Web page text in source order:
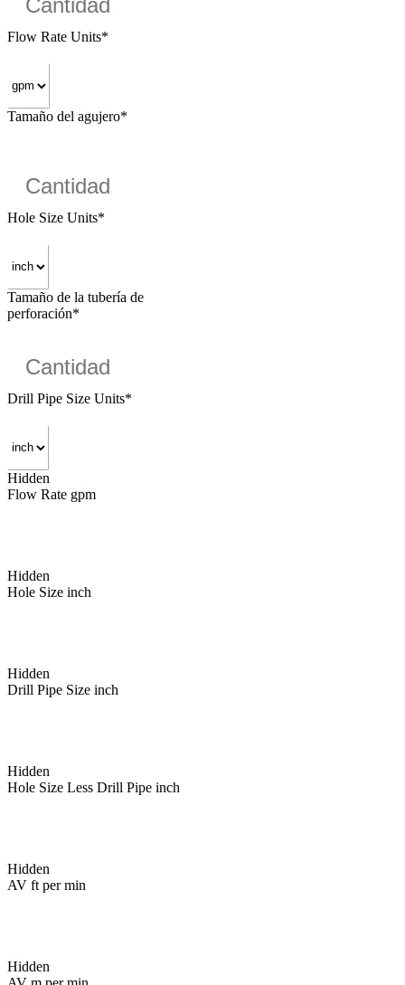
Flow Rate Units*
Tamaño del agujero*
Hole Size Units*
Tamaño de la tubería de
perforación*
Drill Pipe Size Units*
Hidden
Flow Rate gpm
Hidden
Hole Size inch
Hidden
Drill Pipe Size inch
Hidden
Hole Size Less Drill Pipe inch
Hidden
AV ft per min
Hidden